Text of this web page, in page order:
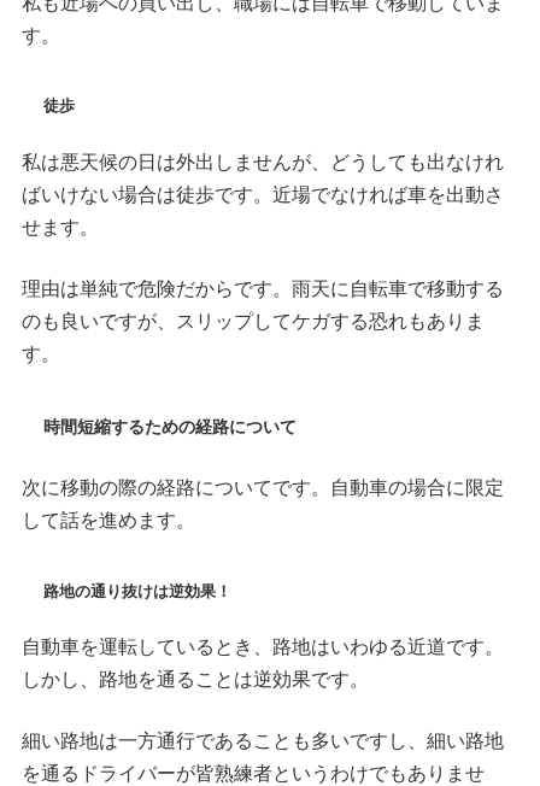
す。
徒歩
私は悪天候の日は外出しませんが、どうしても出なけれ
ばいけない場合は徒歩です。近場でなければ車を出動さ
せます。
理由は単純で危険だからです。雨天に自転車で移動する
のも良いですが、スリップしてケガする恐れもありま
す。
時間短縮するための経路について
次に移動の際の経路についてです。自動車の場合に限定
して話を進めます。
路地の通り抜けは逆効果！
自動車を運転しているとき、路地はいわゆる近道です。
しかし、路地を通ることは逆効果です。
細い路地は一方通行であることも多いですし、細い路地
を通るドライバーが皆熟練者というわけでもありませ